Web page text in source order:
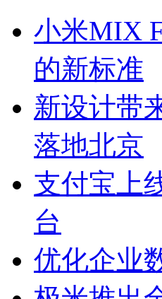
小米MIX
的新标准
新设计带
落地北京
支付宝上
台
优化企业